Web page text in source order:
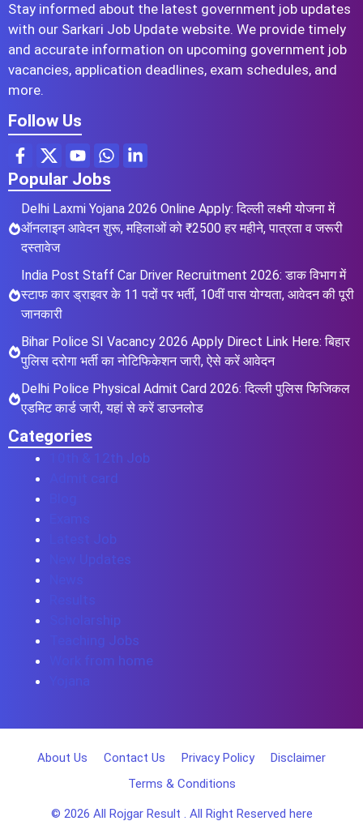
Stay informed about the latest government job updates
with our Sarkari Job Update website. We provide timely
and accurate information on upcoming government job
vacancies, application deadlines, exam schedules, and
more.
Follow Us
Popular Jobs
Delhi Laxmi Yojana 2026 Online Apply: दिल्ली लक्ष्मी योजना में
ऑनलाइन आवेदन शुरू, महिलाओं को ₹2500 हर महीने, पात्रता व जरूरी
दस्तावेज
India Post Staff Car Driver Recruitment 2026: डाक विभाग में
स्टाफ कार ड्राइवर के 11 पदों पर भर्ती, 10वीं पास योग्यता, आवेदन की पूरी
जानकारी
Bihar Police SI Vacancy 2026 Apply Direct Link Here: बिहार
पुलिस दरोगा भर्ती का नोटिफिकेशन जारी, ऐसे करें आवेदन
Delhi Police Physical Admit Card 2026: दिल्ली पुलिस फिजिकल
एडमिट कार्ड जारी, यहां से करें डाउनलोड
Categories
10th & 12th Job
Admit card
Latest Job
New Updates
Results
Scholarship
Teaching Jobs
Work from home
About Us Contact Us Privacy Policy
Disclaimer
Terms & Conditions
© 2026 All Rojgar Result . All Right Reserved here